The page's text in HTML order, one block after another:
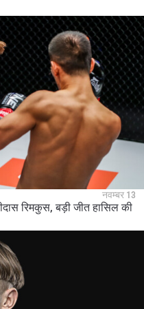
नवम्बर 13
रिमकुस, बड़ी जीत हासिल की